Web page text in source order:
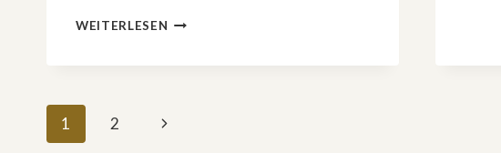
WEITERLESEN NEUER
Seitennavigation
1 2
Nächste